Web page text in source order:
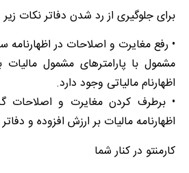
برای جلوگیری از رد شدن دفاتر نکات
• رفع مغایرت و اصلاحات در اظهارنامه
مشمول با پارامترهای مشمول
اظهارنام مالیاتی وجود دارد.
• برطرف کردن مغایرت و
اظهارنامه مالیات بر ارزش افزوده و دفاتر
کارمنتو در کنار شما